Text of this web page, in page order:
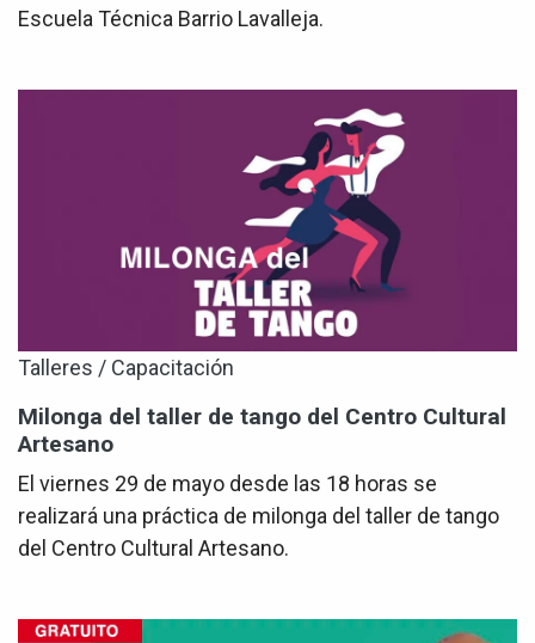
Escuela Técnica Barrio Lavalleja.
Talleres / Capacitación
Milonga del taller de tango del Centro Cultural
Artesano
El viernes 29 de mayo desde las 18 horas se
realizará una práctica de milonga del taller de tango
del Centro Cultural Artesano.